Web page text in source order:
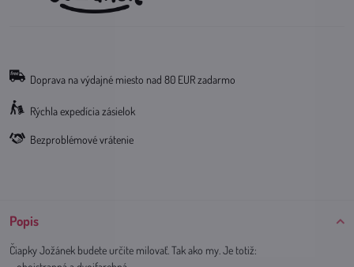
Doprava na výdajné miesto nad 80 EUR zadarmo
Rýchla expedícia zásielok
Bezproblémové vrátenie
Popis
Čiapky Jožánek budete určite milovať. Tak ako my. Je totiž: